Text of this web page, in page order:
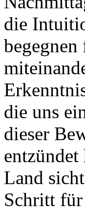
die
die uns
dieser
Land
Schritt